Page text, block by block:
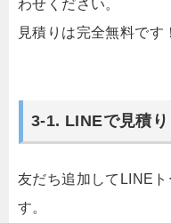
わせください。
見積りは完全無料です！
3-1. LINEで見積り
友だち追加してLINE
す。